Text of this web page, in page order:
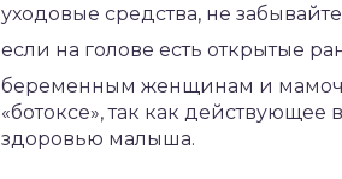
уходовые средства, не
если на голове есть открытые
беременным женщинам и
«ботоксе», так как
здоровью малыша.